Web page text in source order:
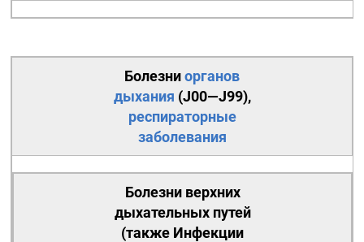
Болезниорганов
дыхания (J00—J99),
респираторные
заболевания
Болезни верхних
дыхательных путей
(также Инфекции